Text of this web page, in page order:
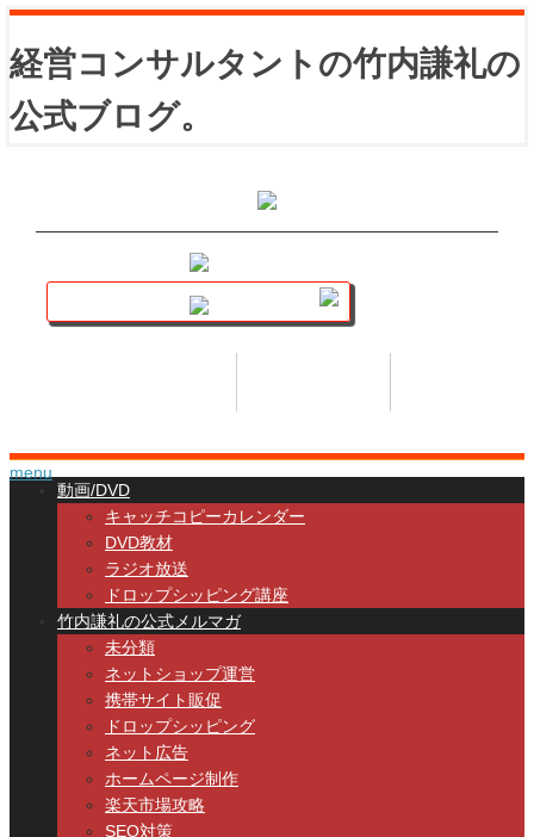
経営コンサルタントの竹内謙礼の
公式ブログ。
menu
動画/DVD
キャッチコピーカレンダー
DVD教材
ラジオ放送
ドロップシッピング講座
竹内謙礼の公式メルマガ
未分類
ネットショップ運営
携帯サイト販促
ドロップシッピング
ネット広告
ホームページ制作
楽天市場攻略
SEO対策